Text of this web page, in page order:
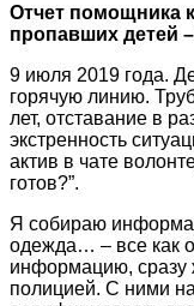
Отчет помощника
пропавших детей
9 июля 2019 года.
горячую линию.
лет, отставание в
экстренность
актив в чате
готов?”.
Я собираю
одежда… – все как
информацию, сразу
полицией. С ними